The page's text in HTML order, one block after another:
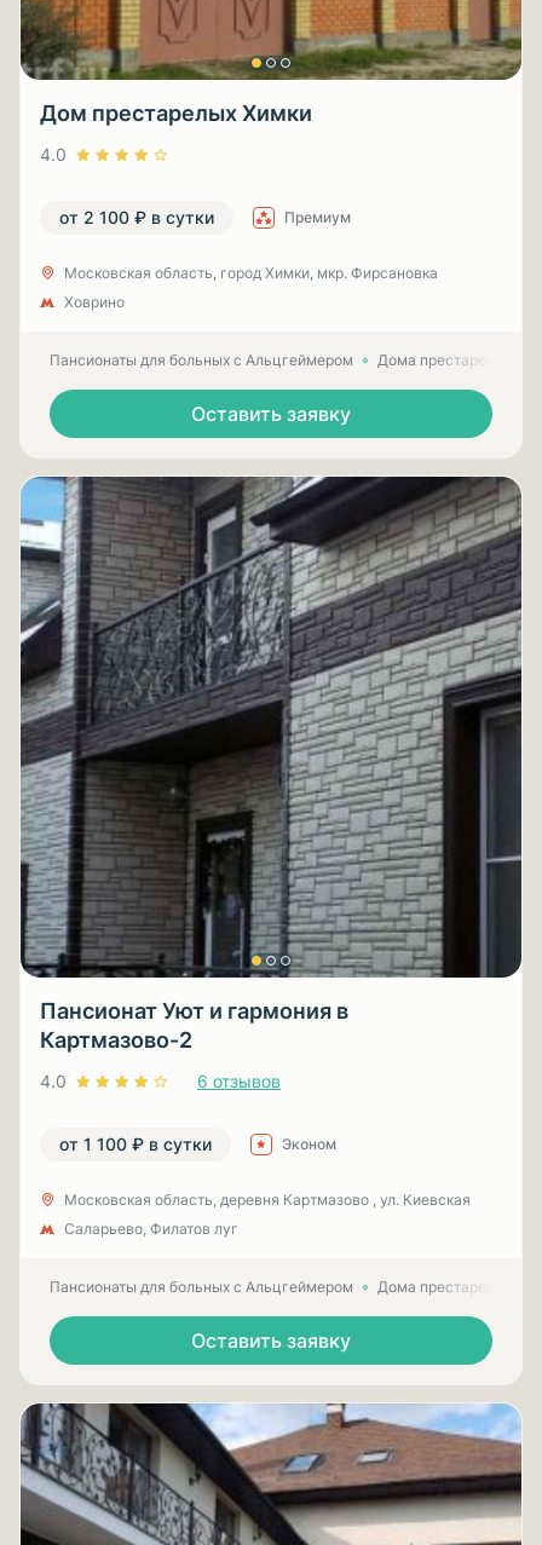
Дом престарелых Химки
4.0
от 2 100 ₽ в сутки Премиум
Московская область, город Химки, мкр. Фирсановка
Ховрино
Пансионаты для больных с Альцгеймером Дома престарелых
Оставить заявку
Пансионат Уют и гармония в
Картмазово-2
4.0 6 отзывов
от 1 100 ₽ в сутки Эконом
Московская область, деревня Картмазово , ул. Киевская
Саларьево, Филатов луг
Пансионаты для больных с Альцгеймером Дома престарелых
Оставить заявку